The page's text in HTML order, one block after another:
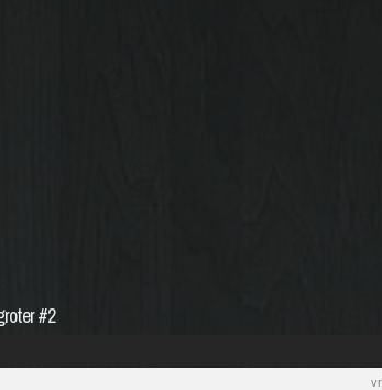
#2